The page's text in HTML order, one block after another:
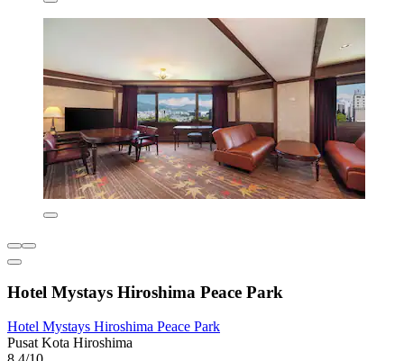
Hotel Mystays Hiroshima Peace Park
Hotel Mystays Hiroshima Peace Park
Pusat Kota Hiroshima